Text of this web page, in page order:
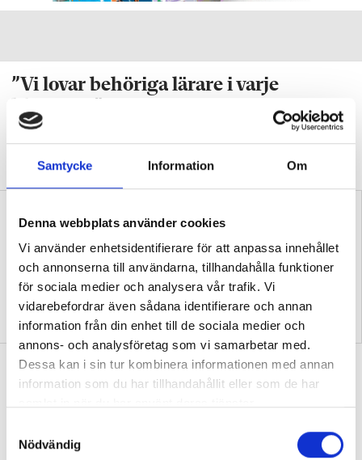
Samtycke Information Om
Denna webbplats använder cookies
Vi använder enhetsidentifierare för att anpassa innehållet
och annonserna till användarna, tillhandahålla funktioner
för sociala medier och analysera vår trafik. Vi
vidarebefordrar även sådana identifierare och annan
information från din enhet till de sociala medier och
annons- och analysföretag som vi samarbetar med.
Dessa kan i sin tur kombinera informationen med annan
information som du har tillhandahållit eller som de har
Nödvändig
”Vi lovar behöriga lärare i varje
klassrum”
VALDEBATT
”Så bryter vi hatpratets
pyramid i skolan”
”Hur skolan fungerar blir
tydligt i trappan”
”Vad ska vår tid räcka till på
förskolan?”
eller ska jag vara närvarande tillsammans